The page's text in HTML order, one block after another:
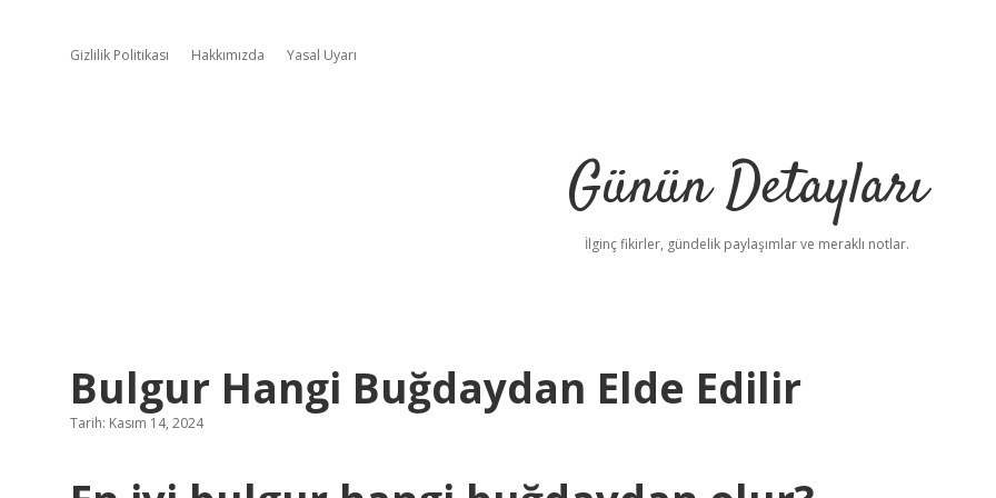
Gizlilik Politikası Hakkımızda Yasal Uyarı
Günün Detayları
İlginç fikirler, gündelik paylaşımlar ve meraklı notlar.
Bulgur Hangi Buğdaydan Elde Edilir
Tarih: Kasım 14, 2024